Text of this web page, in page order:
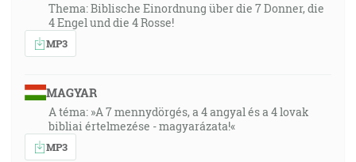
Thema: Biblische Einordnung über die 7 Donner, die
4 Engel und die 4 Rosse!
MP3
MAGYAR
A téma: »A 7 mennydörgés, a 4 angyal és a 4 lovak
bibliai értelmezése - magyarázata!«
MP3